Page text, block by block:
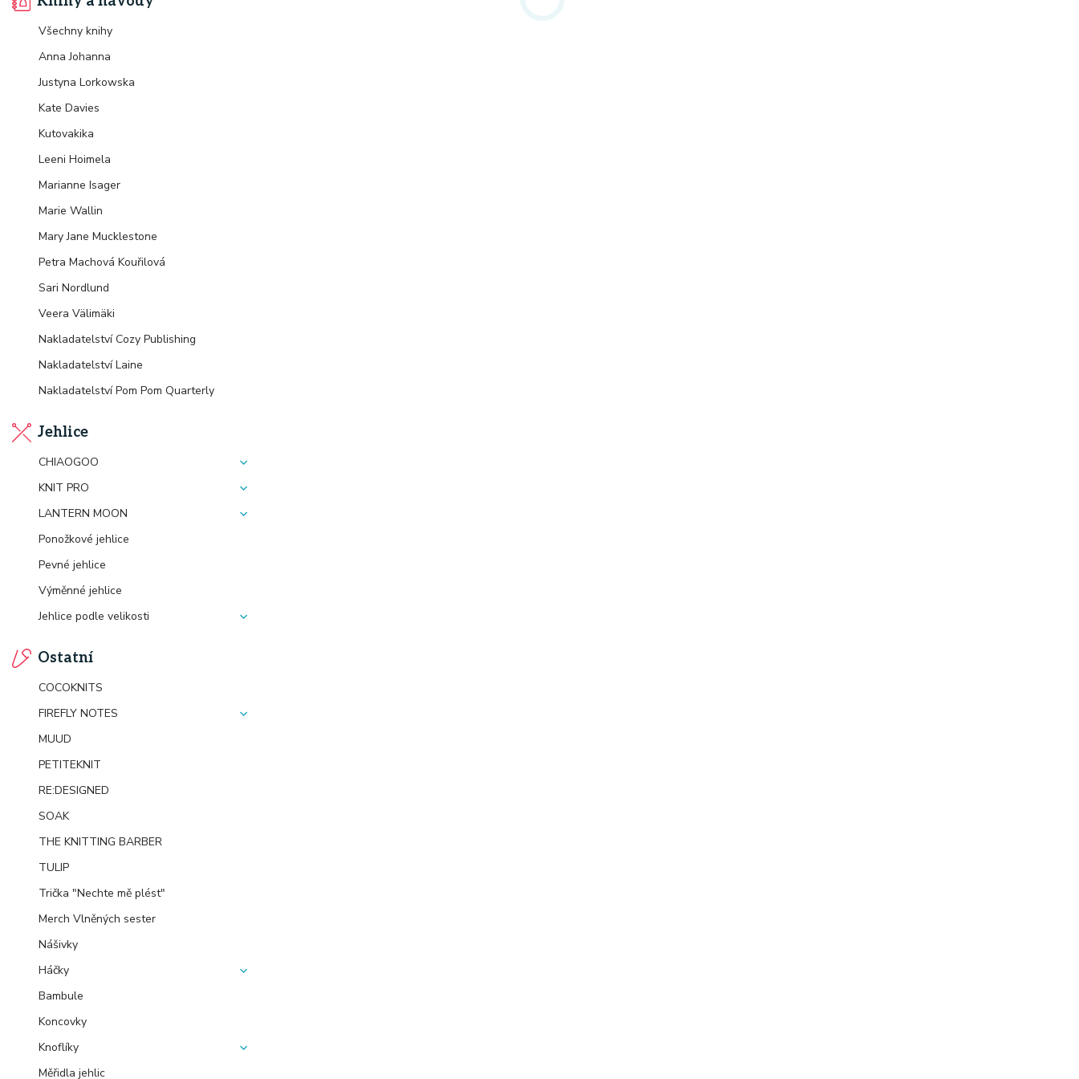
Všechny knihy
Anna Johanna
Justyna Lorkowska
Kate Davies
Kutovakika
Leeni Hoimela
Marianne Isager
Marie Wallin
Mary Jane Mucklestone
Petra Machová Kouřilová
Sari Nordlund
Veera Välimäki
Nakladatelství Cozy Publishing
Nakladatelství Laine
Nakladatelství Pom Pom Quarterly
Jehlice
CHIAOGOO
KNIT PRO
LANTERN MOON
Ponožkové jehlice
Pevné jehlice
Výměnné jehlice
Jehlice podle velikosti
Ostatní
COCOKNITS
FIREFLY NOTES
MUUD
PETITEKNIT
RE:DESIGNED
SOAK
THE KNITTING BARBER
TULIP
Trička "Nechte mě plést"
Merch Vlněných sester
Nášivky
Háčky
Bambule
Koncovky
Knoflíky
Měřidla jehlic